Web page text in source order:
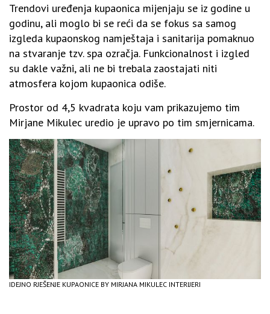
Trendovi uređenja kupaonica mijenjaju se iz godine u
godinu, ali moglo bi se reći da se fokus sa samog
izgleda kupaonskog namještaja i sanitarija pomaknuo
na stvaranje tzv. spa ozračja. Funkcionalnost i izgled
su dakle važni, ali ne bi trebala zaostajati niti
atmosfera kojom kupaonica odiše.
Prostor od 4,5 kvadrata koju vam prikazujemo tim
Mirjane Mikulec uredio je upravo po tim smjernicama.
IDEJNO RJEŠENJE KUPAONICE BY MIRJANA MIKULEC INTERIJERI